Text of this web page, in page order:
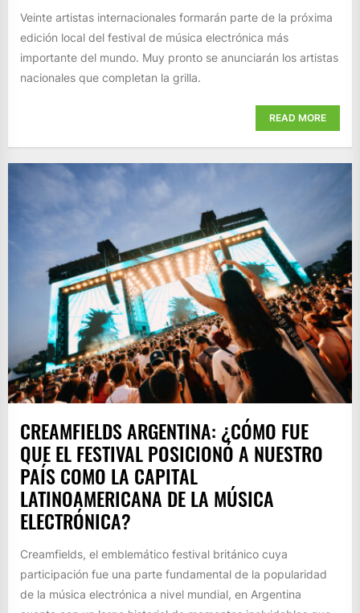
Veinte artistas internacionales formarán parte de la próxima
edición local del festival de música electrónica más
importante del mundo. Muy pronto se anunciarán los artistas
nacionales que completan la grilla.
READ MORE
CREAMFIELDS ARGENTINA: ¿CÓMO FUE
QUE EL FESTIVAL POSICIONÓ A NUESTRO
PAÍS COMO LA CAPITAL
LATINOAMERICANA DE LA MÚSICA
ELECTRÓNICA?
Creamfields, el emblemático festival británico cuya
participación fue una parte fundamental de la popularidad
de la música electrónica a nivel mundial, en Argentina